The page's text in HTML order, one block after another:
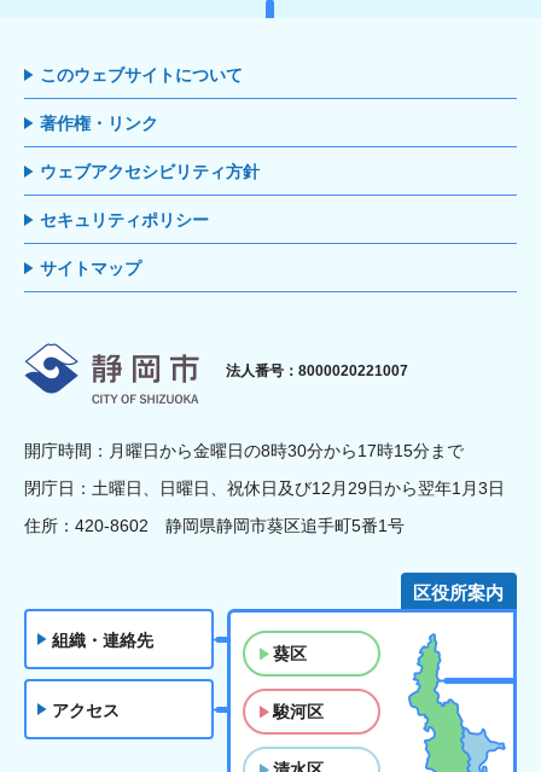
このウェブサイトについて
著作権・リンク
ウェブアクセシビリティ方針
セキュリティポリシー
サイトマップ
静岡市
法人番号：8000020221007
開庁時間：月曜日から金曜日の8時30分から17時15分まで
閉庁日：土曜日、日曜日、祝休日及び12月29日から翌年1月3日
住所：420-8602 静岡県静岡市葵区追手町5番1号
組織・連絡先
アクセス
区役所案内
葵区
駿河区